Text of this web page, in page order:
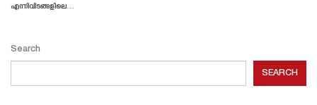
എന്നിവിടങ്ങളിലെ…
Search
SEARCH